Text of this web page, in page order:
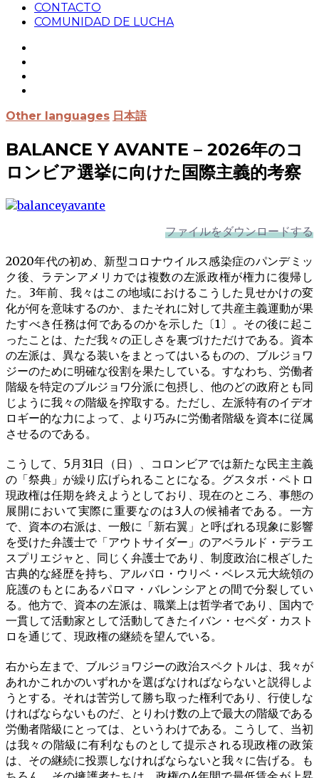
CONTACTO
COMUNIDAD DE LUCHA
Other languages 日本語
BALANCE Y AVANTE – 2026年のコ
ロンビア選挙に向けた国際主義的考察
ファイルをダウンロードする
2020年代の初め、新型コロナウイルス感染症のパンデミッ
ク後、ラテンアメリカでは複数の左派政権が権力に復帰し
た。3年前、我々はこの地域におけるこうした見せかけの変
化が何を意味するのか、またそれに対して共産主義運動が果
たすべき任務は何であるのかを示した〔1〕。その後に起こ
ったことは、ただ我々の正しさを裏づけただけである。資本
の左派は、異なる装いをまとってはいるものの、ブルジョワ
ジーのために明確な役割を果たしている。すなわち、労働者
階級を特定のブルジョワ分派に包摂し、他のどの政府とも同
じように我々の階級を搾取する。ただし、左派特有のイデオ
ロギー的な力によって、より巧みに労働者階級を資本に従属
させるのである。
こうして、5月31日（日）、コロンビアでは新たな民主主義
の「祭典」が繰り広げられることになる。グスタボ・ペトロ
現政権は任期を終えようとしており、現在のところ、事態の
展開において実際に重要なのは3人の候補者である。一方
で、資本の右派は、一般に「新右翼」と呼ばれる現象に影響
を受けた弁護士で「アウトサイダー」のアベラルド・デラエ
スプリエジャと、同じく弁護士であり、制度政治に根ざした
古典的な経歴を持ち、アルバロ・ウリベ・ベレス元大統領の
庇護のもとにあるパロマ・バレンシアとの間で分裂してい
る。他方で、資本の左派は、職業上は哲学者であり、国内で
一貫して活動家として活動してきたイバン・セペダ・カスト
ロを通じて、現政権の継続を望んでいる。
右から左まで、ブルジョワジーの政治スペクトルは、我々が
あれかこれかのいずれかを選ばなければならないと説得しよ
うとする。それは苦労して勝ち取った権利であり、行使しな
ければならないものだ、とりわけ数の上で最大の階級である
労働者階級にとっては、というわけである。こうして、当初
は我々の階級に有利なものとして提示される現政権の政策
は、その継続に投票しなければならないと我々に告げる。も